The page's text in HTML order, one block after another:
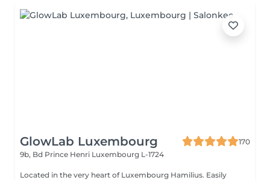
GlowLab Luxembourg
170
9b, Bd Prince Henri Luxembourg L-1724
Located in the very heart of Luxembourg Hamilius. Easily